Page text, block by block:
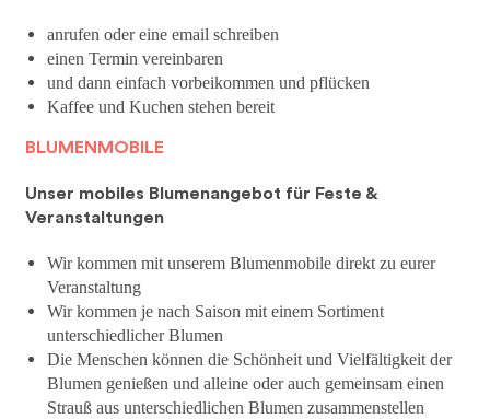
anrufen oder eine email schreiben
einen Termin vereinbaren
und dann einfach vorbeikommen und pflücken
Kaffee und Kuchen stehen bereit
BLUMENMOBILE
Unser mobiles Blumenangebot für Feste &
Veranstaltungen
Wir kommen mit unserem Blumenmobile direkt zu eurer
Veranstaltung
Wir kommen je nach Saison mit einem Sortiment
unterschiedlicher Blumen
Die Menschen können die Schönheit und Vielfältigkeit der
Blumen genießen und alleine oder auch gemeinsam einen
Strauß aus unterschiedlichen Blumen zusammenstellen